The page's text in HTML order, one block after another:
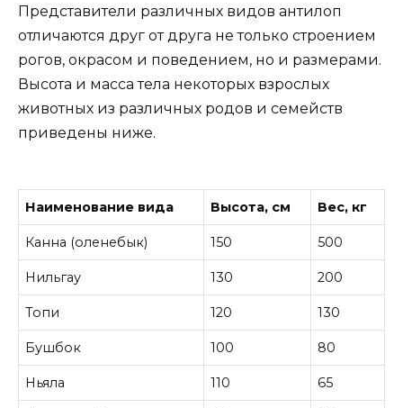
Представители различных видов антилоп
отличаются друг от друга не только строением
рогов, окрасом и поведением, но и размерами.
Высота и масса тела некоторых взрослых
животных из различных родов и семейств
приведены ниже.
Наименование вида Высота, см Вес, кг
Канна (оленебык) 150 500
Нильгау 130 200
Топи 120 130
Бушбок 100 80
Ньяла 110 65